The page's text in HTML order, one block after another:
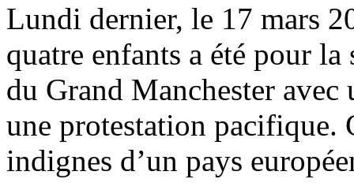
Lundi dernier, le 17 mars
quatre enfants a été pour
du Grand Manchester
une protestation pacifique.
indignes d’un pays